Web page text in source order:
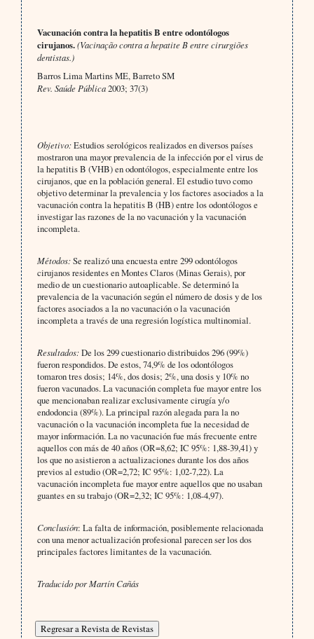
Vacunación contra la hepatitis B entre odontólogos
cirujanos.(Vacinação contra a hepatite B entre cirurgiões
dentistas.)
Barros Lima Martins ME, Barreto SM
Rev. Saúde Pública2003; 37(3)
Objetivo:Estudios serológicos realizados en diversos países
mostraron una mayor prevalencia de la infección por el virus de
la hepatitis B (VHB) en odontólogos, especialmente entre los
cirujanos, que en la población general. El estudio tuvo como
objetivo determinar la prevalencia y los factores asociados a la
vacunación contra la hepatitis B (HB) entre los odontólogos e
investigar las razones de la no vacunación y la vacunación
incompleta.
Métodos:Se realizó una encuesta entre 299 odontólogos
cirujanos residentes en Montes Claros (Minas Gerais), por
medio de un cuestionario autoaplicable. Se determinó la
prevalencia de la vacunación según el número de dosis y de los
factores asociados a la no vacunación o la vacunación
incompleta a través de una regresión logística multinomial.
Resultados:De los 299 cuestionario distribuidos 296 (99%)
fueron respondidos. De estos, 74,9% de los odontólogos
tomaron tres dosis; 14%, dos dosis; 2%, una dosis y 10% no
fueron vacunados. La vacunación completa fue mayor entre los
que mencionaban realizar exclusivamente cirugía y/o
endodoncia (89%). La principal razón alegada para la no
vacunación o la vacunación incompleta fue la necesidad de
mayor información. La no vacunación fue más frecuente entre
aquellos con más de 40 años (OR=8,62; IC 95%: 1,88-39,41) y
los que no asistieron a actualizaciones durante los dos años
previos al estudio (OR=2,72; IC 95%: 1,02-7,22). La
vacunación incompleta fue mayor entre aquellos que no usaban
guantes en su trabajo (OR=2,32; IC 95%: 1,08-4,97).
Conclusión: La falta de información, posiblemente relacionada
con una menor actualización profesional parecen ser los dos
principales factores limitantes de la vacunación.
Traducido por Martín Cañás